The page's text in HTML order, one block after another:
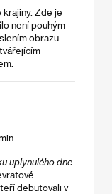
krajiny. Zde je
není pouhým
obrazu
uplynulého dne
debutovali v